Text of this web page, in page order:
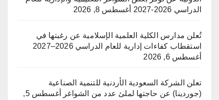
الدراسي 2026-2027
أغسطس 8, 2026
تُعلن مدارس الكلية العلمية الإسلامية عن رغبتها في
استقطاب كفاءات إدارية للعام الدراسي 2026–2027
أغسطس 6, 2026
تعلن الشركة السعودية الأردنية للتنمية الصناعية
(جوردينا) عن حاجتها لملئ عدد من الشواغر
أغسطس 5,